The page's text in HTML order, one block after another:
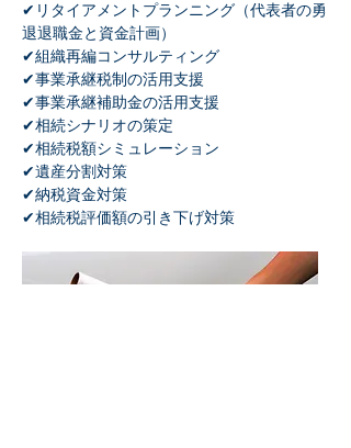
✔リタイアメントプランニング（代表者の勇
退退職金と資金計画）
✔組織再編コンサルティング
✔事業承継税制の活用支援
✔事業承継補助金の活用支援
✔相続シナリオの策定
✔相続税額シミュレーション
✔遺産分割対策
✔納税資金対策
✔相続税評価額の引き下げ対策